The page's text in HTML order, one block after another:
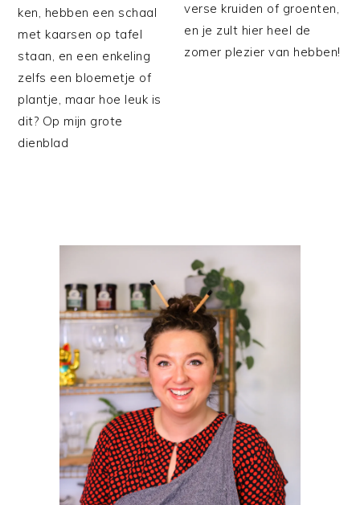
ken, hebben een schaal
met kaarsen op tafel
staan, en een enkeling
zelfs een bloemetje of
plantje, maar hoe leuk is
dit? Op mijn grote
dienblad
verse kruiden of groenten,
en je zult hier heel de
zomer plezier van hebben!